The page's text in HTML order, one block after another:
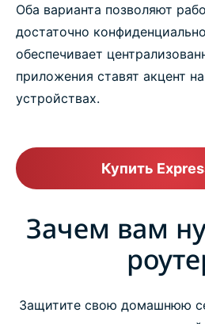
Оба варианта позволяют
достаточно
обеспечивает
приложения ставят акцент
устройствах.
Купить
Зачем вам
Защитите свою домашнюю